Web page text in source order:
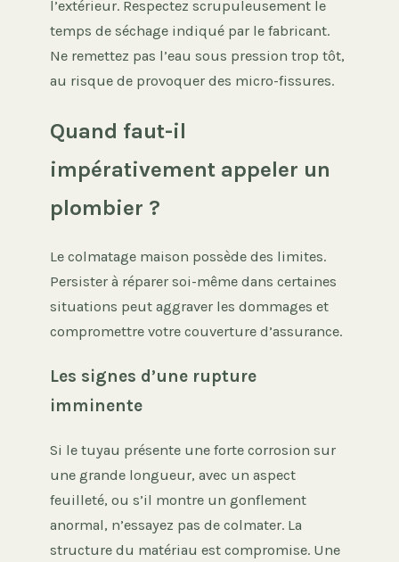
l’extérieur. Respectez scrupuleusement le
temps de séchage indiqué par le fabricant.
Ne remettez pas l’eau sous pression trop tôt,
au risque de provoquer des micro-fissures.
Quand faut-il
impérativement appeler un
plombier ?
Le colmatage maison possède des limites.
Persister à réparer soi-même dans certaines
situations peut aggraver les dommages et
compromettre votre couverture d’assurance.
Les signes d’une rupture
imminente
Si le tuyau présente une forte corrosion sur
une grande longueur, avec un aspect
feuilleté, ou s’il montre un gonflement
anormal, n’essayez pas de colmater. La
structure du matériau est compromise. Une